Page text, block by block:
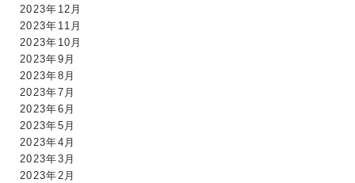
2023年12月
2023年11月
2023年10月
2023年9月
2023年8月
2023年7月
2023年6月
2023年5月
2023年4月
2023年3月
2023年2月